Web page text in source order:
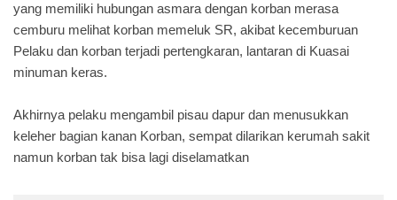
yang memiliki hubungan asmara dengan korban merasa
cemburu melihat korban memeluk SR, akibat kecemburuan
Pelaku dan korban terjadi pertengkaran, lantaran di Kuasai
minuman keras.
Akhirnya pelaku mengambil pisau dapur dan menusukkan
keleher bagian kanan Korban, sempat dilarikan kerumah sakit
namun korban tak bisa lagi diselamatkan